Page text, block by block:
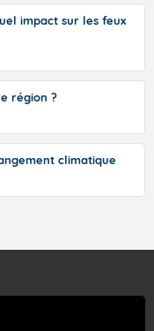
impact sur les feux
région ?
climatique